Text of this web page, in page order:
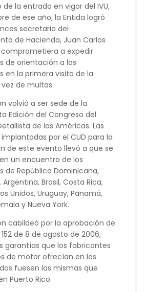
la entrada en vigor del IVU,
de ese año, la Entida logró
secretario del
de Hacienda, Juan Carlos
comprometiera a expedir
de orientación a los
en la primera visita de la
de multas.
volvió a ser sede de la
Edición del Congreso del
de las Américas. Las
por el CUD para la
de este evento llevó a que se
un encuentro de los
de República Dominicana,
Argentina, Brasil, Costa Rica,
Unidos, Uruguay, Panamá,
y Nueva York.
cabildeó por la aprobación de
de 8 de agosto de 2006,
garantías que los fabricantes
de motor ofrecían en los
fuesen las mismas que
Puerto Rico.